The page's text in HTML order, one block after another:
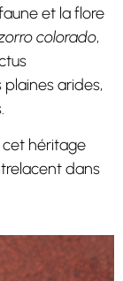
et la flore
colorado,
arides,
héritage
dans